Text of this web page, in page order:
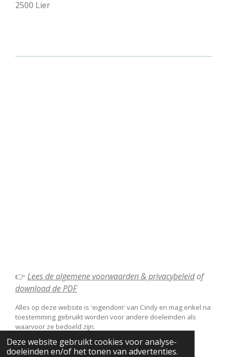
Deze website gebruikt cookies voor analyse-
doeleinden en/of het tonen van advertenties.
2500 Lier
👉 Lees de algemene voorwaarden & privacybeleidof
download de PDF
Alles op deze website is 'eigendom' van Cindy en mag enkel na
toestemming gebruikt worden voor andere doeleinden als
waarvoor ze bedoeld zijn.
© 2022 - 2026 Cindy Dierckx
Powered byJouwWeb